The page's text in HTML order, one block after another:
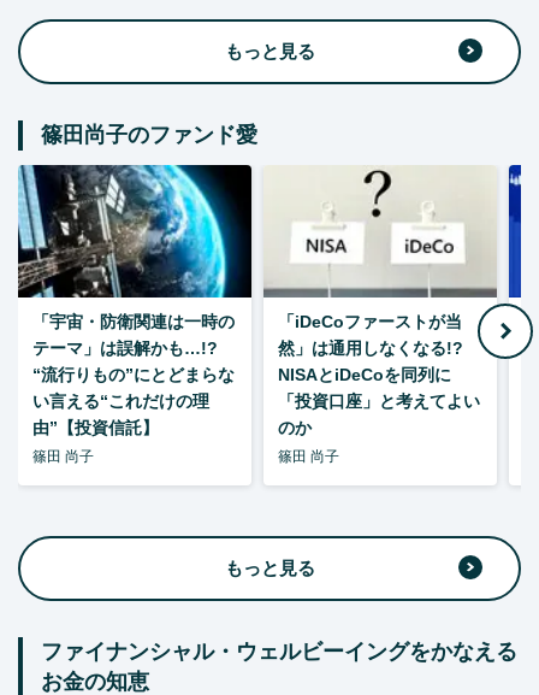
もっと見る
篠田尚子のファンド愛
「宇宙・防衛関連は一時の
テーマ」は誤解かも…!?
“流行りもの”にとどまらな
い言える“これだけの理
由”【投資信託】
篠田 尚子
「iDeCoファーストが当
然」は通用しなくなる!?
NISAとiDeCoを同列に
「投資口座」と考えてよい
のか
篠田 尚子
もっと見る
ファイナンシャル・ウェルビーイングをかなえる
お金の知恵